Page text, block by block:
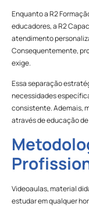
Enquanto a R2
educadores, a R2
atendimento
Consequentemente,
exige.
Essa separação
necessidades
consistente. Ademais,
através de educação
Videoaulas, material
estudar em qualquer